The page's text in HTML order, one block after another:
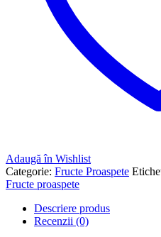
Adaugă în Wishlist
Categorie: Fructe Proaspete
Fructe proaspete
Descriere produs
Recenzii (0)